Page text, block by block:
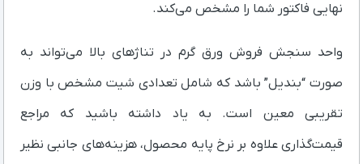
نهایی فاکتور شما را مشخص می‌کند.
واحد سنجش فروش ورق گرم در تناژهای بالا می‌تواند به
صورت “بندیل” باشد که شامل تعدادی شیت مشخص با وزن
تقریبی معین است. به یاد داشته باشید که مراجع
قیمت‌گذاری علاوه بر نرخ پایه محصول، هزینه‌های جانبی نظیر